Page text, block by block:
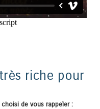
riche pour
de vous rappeler :